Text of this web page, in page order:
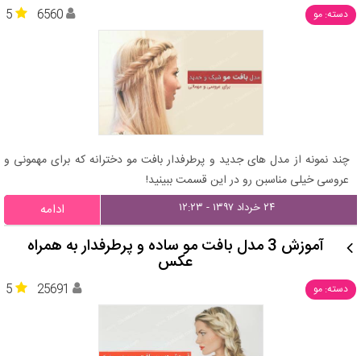
دسته: مو 5 6560
چند نمونه از مدل های جدید و پرطرفدار بافت مو دخترانه که برای مهمونی و
عروسی خیلی مناسبن رو در این قسمت ببینید!
۲۴ خرداد ۱۳۹۷ - ۱۲:۲۳ ادامه
آموزش 3 مدل بافت مو ساده و پرطرفدار به همراه
عکس
دسته: مو 5 25691